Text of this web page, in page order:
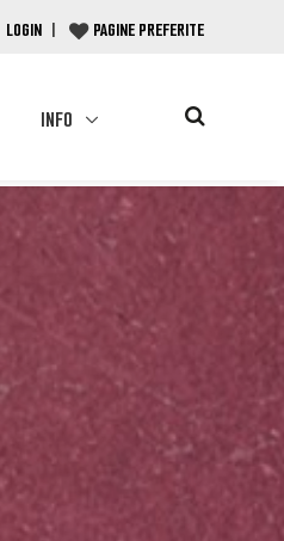
LOGIN | PAGINE PREFERITE
INFO